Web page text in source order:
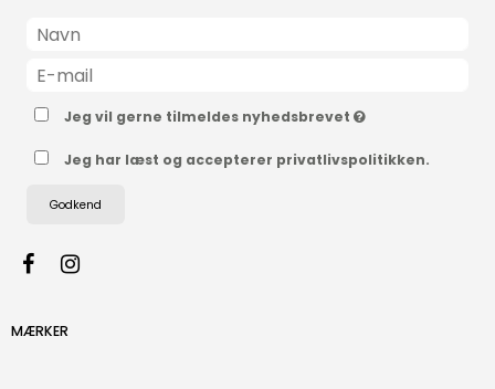
Jeg vil gerne tilmeldes nyhedsbrevet
Jeg har læst og accepterer privatlivspolitikken.
Godkend
MÆRKER